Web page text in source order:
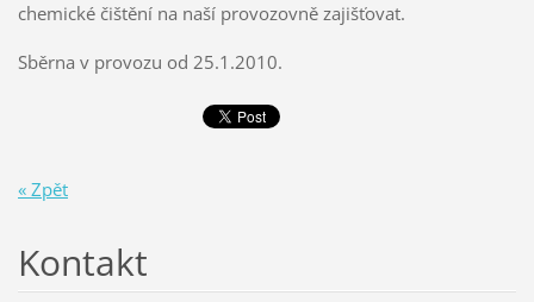
chemické čištění na naší provozovně zajišťovat.
Sběrna v provozu od 25.1.2010.
« Zpět
Kontakt